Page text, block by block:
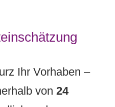
Ihr Vorhaben –
von 24